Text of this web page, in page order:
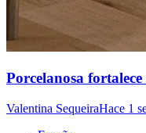
Porcelanosa
Valentina SequeiraHace 1